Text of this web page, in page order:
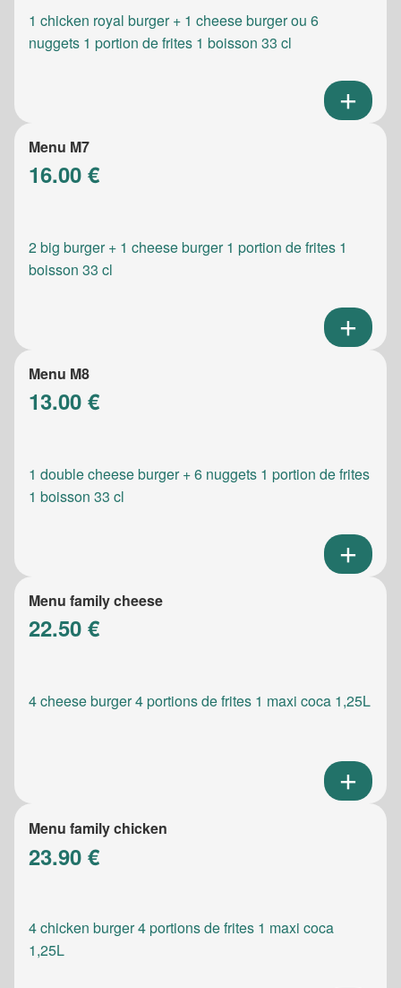
1 chicken royal burger + 1 cheese burger ou 6
nuggets 1 portion de frites 1 boisson 33 cl
Menu M7
16.00 €
2 big burger + 1 cheese burger 1 portion de frites 1
boisson 33 cl
Menu M8
13.00 €
1 double cheese burger + 6 nuggets 1 portion de frites
1 boisson 33 cl
Menu family cheese
22.50 €
4 cheese burger 4 portions de frites 1 maxi coca 1,25L
Menu family chicken
23.90 €
4 chicken burger 4 portions de frites 1 maxi coca
1,25L